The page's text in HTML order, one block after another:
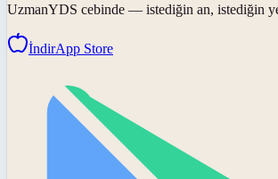
UzmanYDS cebinde — istediğin an, istediğin
İndirApp Store